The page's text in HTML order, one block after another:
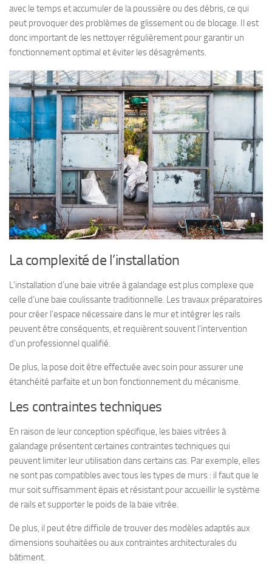
avec le temps et accumuler de la poussière ou des débris, ce qui
peut provoquer des problèmes de glissement ou de blocage. Il est
donc important de les nettoyer régulièrement pour garantir un
fonctionnement optimal et éviter les désagréments.
La complexité de l’installation
L’installation d’une baie vitrée à galandage est plus complexe que
celle d’une baie coulissante traditionnelle. Les travaux préparatoires
pour créer l’espace nécessaire dans le mur et intégrer les rails
peuvent être conséquents, et requièrent souvent l’intervention
d’un professionnel qualifié.
De plus, la pose doit être effectuée avec soin pour assurer une
étanchéité parfaite et un bon fonctionnement du mécanisme.
Les contraintes techniques
En raison de leur conception spécifique, les baies vitrées à
galandage présentent certaines contraintes techniques qui
peuvent limiter leur utilisation dans certains cas. Par exemple, elles
ne sont pas compatibles avec tous les types de murs : il faut que le
mur soit suffisamment épais et résistant pour accueillir le système
de rails et supporter le poids de la baie vitrée.
De plus, il peut être difficile de trouver des modèles adaptés aux
dimensions souhaitées ou aux contraintes architecturales du
bâtiment.